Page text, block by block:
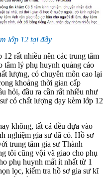
lớp 12 tại đây
rất nhiều nên các trung tâm
tâm lý phụ huynh quảng cáo
lượng, có chuyên môn cao lại
khoảng thời gian cấp
hỏi, đầu ra cần rất nhiều như
có chất lượng dạy kèm lớp 12
không, tất cả đều dựa vào
nghiệm gia sư đã có. Hồ sơ
trung tâm gia sư Thành
tôi cũng vội vã giao cho phụ
phụ huynh mất ít nhất từ 1
lọc, kiểm tra hồ sơ gia sư kĩ